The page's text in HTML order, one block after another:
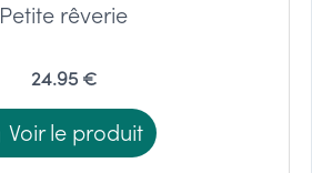
Petite rêverie
24.95 €
Voir le produit